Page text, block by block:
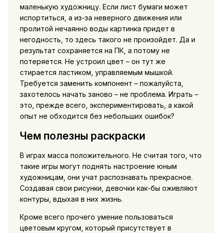
маленькую художницу. Если лист бумаги может
испортиться, а из-за неверного движения или
пролитой нечаянно воды картинка придет в
негодность, то здесь такого не произойдет. Да и
результат сохраняется на ПК, а потому не
потеряется. Не устроил цвет – он тут же
стирается ластиком, управляемым мышкой.
Требуется заменить компонент – пожалуйста,
захотелось начать заново – не проблема. Играть –
это, прежде всего, экспериментировать, а какой
опыт не обходится без небольших ошибок?
Чем полезны раскраски
В играх масса положительного. Не считая того, что
такие игры могут поднять настроение юным
художницам, они учат распознавать прекрасное.
Создавая свои рисунки, девочки как-бы оживляют
контуры, вдыхая в них жизнь.
Кроме всего прочего умение пользоваться
цветовым кругом, который присутствует в